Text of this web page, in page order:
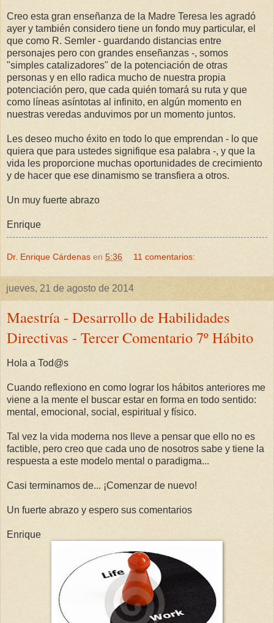
Creo esta gran enseñanza de la Madre Teresa les agradó
ayer y también considero tiene un fondo muy particular, el
que como R. Semler - guardando distancias entre
personajes pero con grandes enseñanzas -, somos
"simples catalizadores" de la potenciación de otras
personas y en ello radica mucho de nuestra propia
potenciación pero, que cada quién tomará su ruta y que
como líneas asíntotas al infinito, en algún momento en
nuestras veredas anduvimos por un momento juntos.
Les deseo mucho éxito en todo lo que emprendan - lo que
quiera que para ustedes signifique esa palabra -, y que la
vida les proporcione muchas oportunidades de crecimiento
y de hacer que ese dinamismo se transfiera a otros.
Un muy fuerte abrazo
Enrique
Dr. Enrique Cárdenas en 5:36 11 comentarios:
jueves, 21 de agosto de 2014
Maestría - Desarrollo de Habilidades
Directivas - Tercer Comentario 7º Hábito
Hola a Tod@s
Cuando reflexiono en como lograr los hábitos anteriores me
viene a la mente el buscar estar en forma en todo sentido:
mental, emocional, social, espiritual y físico.
Tal vez la vida moderna nos lleve a pensar que ello no es
factible, pero creo que cada uno de nosotros sabe y tiene la
respuesta a este modelo mental o paradigma...
Casi terminamos de... ¡Comenzar de nuevo!
Un fuerte abrazo y espero sus comentarios
Enrique